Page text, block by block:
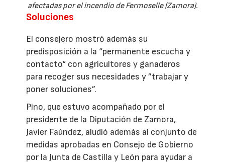
afectadas por el incendio de Fermoselle (Zamora).
Soluciones
El consejero mostró además su
predisposición a la “permanente escucha y
contacto“ con agricultores y ganaderos
para recoger sus necesidades y ”trabajar y
poner soluciones”.
Pino, que estuvo acompañado por el
presidente de la Diputación de Zamora,
Javier Faúndez, aludió además al conjunto de
medidas aprobadas en Consejo de Gobierno
por la Junta de Castilla y León para ayudar a